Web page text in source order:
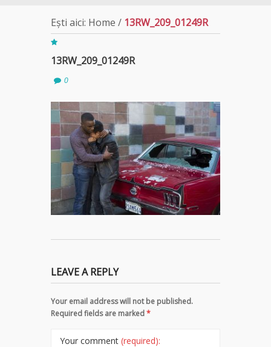
Ești aici: Home / 13RW_209_01249R
13RW_209_01249R
0
LEAVE A REPLY
Your email address will not be published.
Required fields are marked*
Your comment (required):